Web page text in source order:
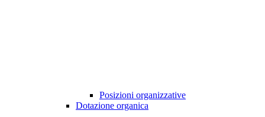
Posizioni organizzative
Dotazione organica